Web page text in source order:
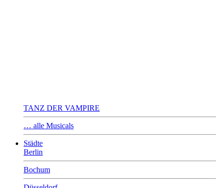
TANZ DER VAMPIRE
… alle Musicals
Städte
Berlin
Bochum